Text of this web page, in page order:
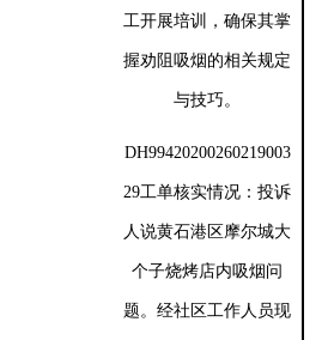
工开展培训，确保其掌
握劝阻吸烟的相关规定
与技巧。
DH99420200260219003
29工单核实情况：投诉
人说黄石港区摩尔城大
个子烧烤店内吸烟问
题。经社区工作人员现